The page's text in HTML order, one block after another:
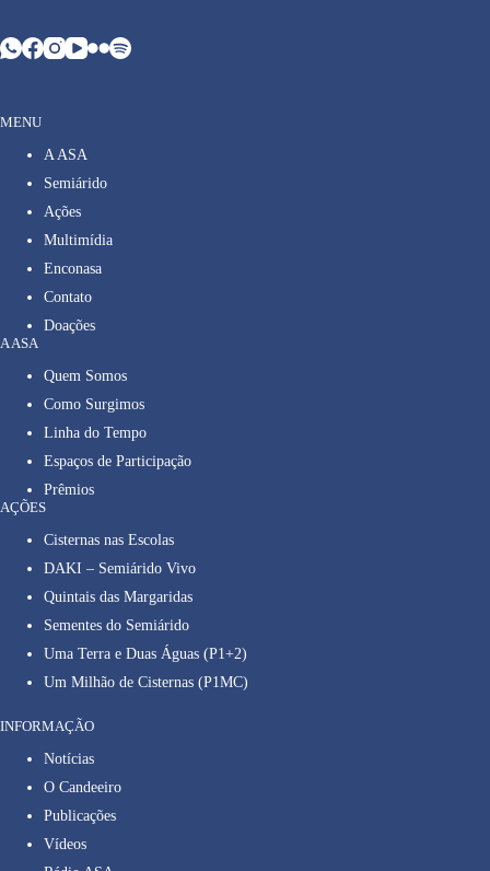
MENU
A ASA
Semiárido
Ações
Multimídia
Enconasa
Contato
Doações
A ASA
Quem Somos
Como Surgimos
Linha do Tempo
Espaços de Participação
Prêmios
AÇÕES
Cisternas nas Escolas
DAKI – Semiárido Vivo
Quintais das Margaridas
Sementes do Semiárido
Uma Terra e Duas Águas (P1+2)
Um Milhão de Cisternas (P1MC)
INFORMAÇÃO
Notícias
O Candeeiro
Publicações
Vídeos